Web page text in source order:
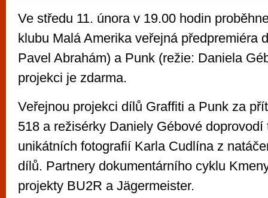
Ve středu 11. února v 19.00 hodin
klubu Malá Amerika veřejná předpremiéra
Pavel Abrahám) a Punk (režie: Daniela
projekci je zdarma.
Veřejnou projekci dílů Graffiti a Punk za
518 a režisérky Daniely Gébové
unikátních fotografií Karla Cudlína z
dílů. Partnery dokumentárního cyklu
projekty BU2R a Jägermeister.